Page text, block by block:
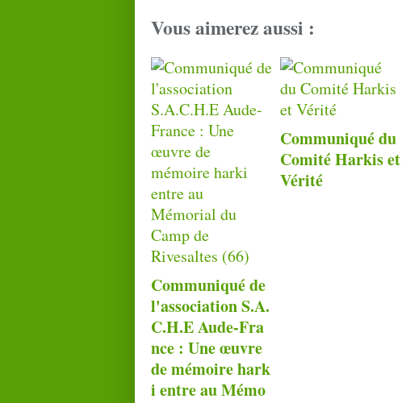
Vous aimerez aussi :
Communiqué de
l'association S.A.
C.H.E Aude-Fra
nce : Une œuvre
de mémoire hark
i entre au Mémo
Communiqué du
Comité Harkis et
Vérité